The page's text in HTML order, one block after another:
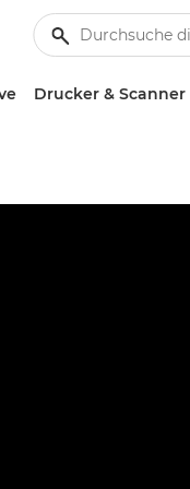
Drucker & Scanner